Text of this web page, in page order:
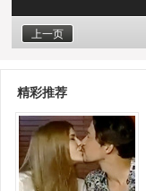
上一页
精彩推荐